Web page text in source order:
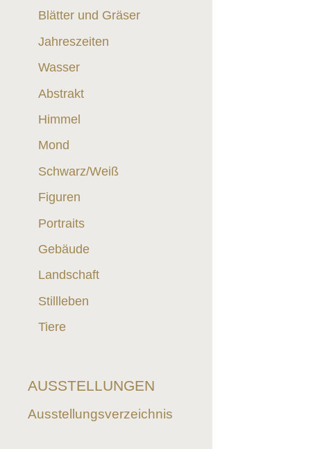
Blätter und Gräser
Jahreszeiten
Wasser
Abstrakt
Himmel
Mond
Schwarz/Weiß
Figuren
Portraits
Gebäude
Landschaft
Stillleben
Tiere
AUSSTELLUNGEN
Ausstellungsverzeichnis